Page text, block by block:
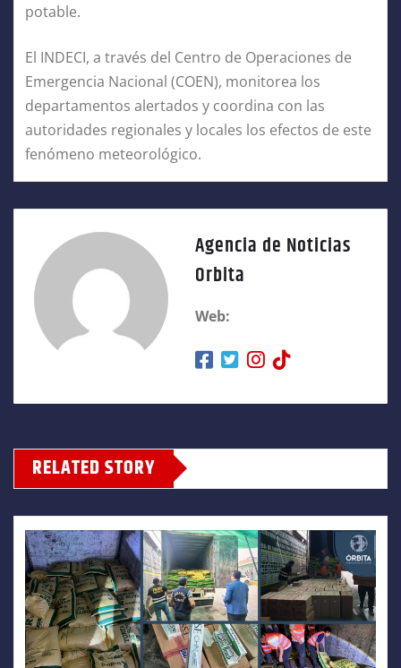
potable.
El INDECI, a través del Centro de Operaciones de
Emergencia Nacional (COEN), monitorea los
departamentos alertados y coordina con las
autoridades regionales y locales los efectos de este
fenómeno meteorológico.
Agencia de Noticias
Orbita
Web:
RELATED STORY